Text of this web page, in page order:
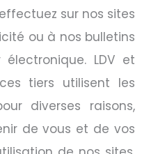
sur nos sites
ou à nos bulletins
LDV et
tiers utilisent les
diverses raisons,
de vous et de vos